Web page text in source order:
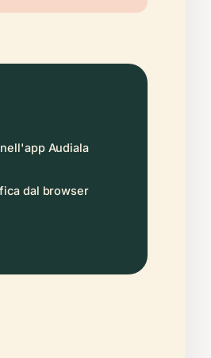
Audiala
dal browser